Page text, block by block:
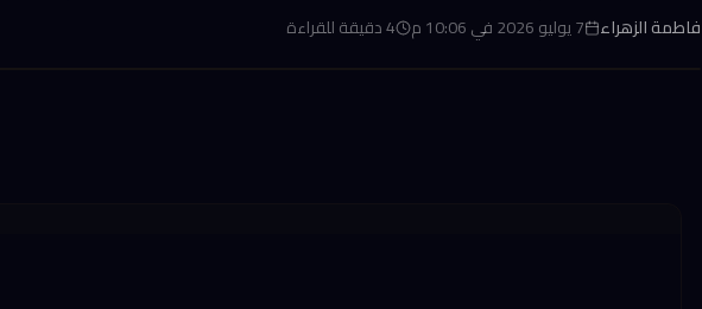
فاطمة الزهراء 7 يوليو 2026 في 10:06 م 4دقيقة للقراءة